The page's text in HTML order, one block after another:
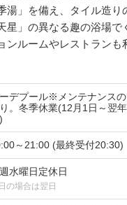
湯」を備え、タイル造り
星」の異なる趣の浴場で
ンルームやレストランも
デプール※メンテナンス
。冬季休業(12月1日～翌
～21:00 (最終受付20:30)
水曜日定休日
の場合は翌日